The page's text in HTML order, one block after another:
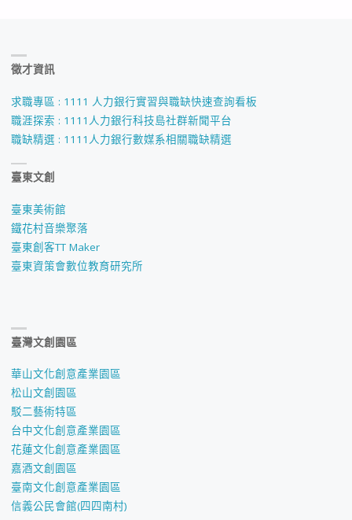
徵才資訊
求職專區 : 1111 人力銀行實習與職缺快速查詢看板
職涯探索 : 1111人力銀行科技島社群新聞平台
職缺精選 : 1111人力銀行數媒系相關職缺精選
臺東文創
臺東美術館
鐵花村音樂聚落
臺東創客TT Maker
臺東資策會數位教育研究所
臺灣文創園區
華山文化創意產業園區
松山文創園區
駁二藝術特區
台中文化創意產業園區
花蓮文化創意產業園區
嘉酒文創園區
臺南文化創意產業園區
信義公民會館(四四南村)